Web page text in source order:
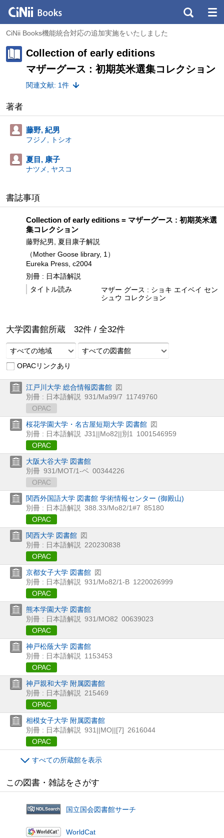
CiNii Books機能統合対応の追加実施をいたしました
Collection of early editions
マザーグース : 初期英米選集コレクション
関連文献: 1件
著者
藤野, 紀男
フジノ, トシオ
夏目, 康子
ナツメ, ヤスコ
書誌事項
Collection of early editions = マザーグース : 初期英米選
集コレクション
藤野紀男, 夏目康子解説
（Mother Goose library, 1）
Eureka Press, c2004
別冊 : 日本語解説
タイトル読み
マザー グース : ショキ エイベイ セン
シュウ コレクション
大学図書館所蔵 32件 / 全32件
すべての地域
すべての図書館
OPACリンクあり
江戸川大学 総合情報図書館 図
別冊 : 日本語解説 931/Ma99/7 11749760
OPAC
桜花学園大学・名古屋短期大学 図書館 図
別冊 : 日本語解説 J31||Mo82||別1
1001546959
OPAC
大阪大谷大学 図書館
別冊 931/MOT/1-ベ 00344226
OPAC
関西外国語大学 図書館 学術情報センター (御殿山)
別冊 : 日本語解説 388.33/Mo82/1#7 85180
OPAC
関西大学 図書館 図
別冊 : 日本語解説
220230838
OPAC
京都女子大学 図書館 図
別冊 : 日本語解説 931/Mo82/1-B 1220026999
OPAC
熊本学園大学 図書館
別冊 : 日本語解説 931/MO82 00639023
OPAC
神戸松蔭大学 図書館
別冊 : 日本語解説
1153453
OPAC
神戸親和大学 附属図書館
別冊 : 日本語解説
215469
OPAC
相模女子大学 附属図書館
別冊 : 日本語解説 931||MO||[7] 2616044
OPAC
すべての所蔵館を表示
この図書・雑誌をさがす
国立国会図書館サーチ
WorldCat